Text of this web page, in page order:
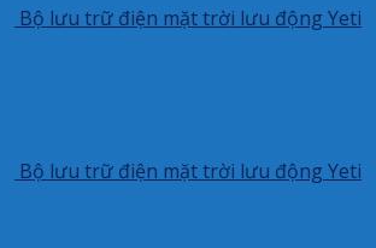
Bộ lưu trữ điện mặt trời lưu động Yeti
Bộ lưu trữ điện mặt trời lưu động Yeti